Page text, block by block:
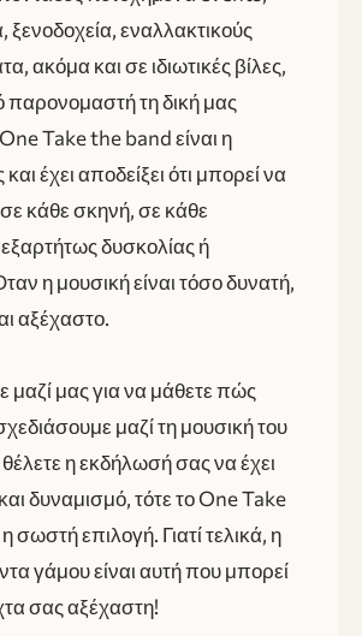
ξενοδοχεία, εναλλακτικούς
ακόμα και σε ιδιωτικές βίλες,
παρονομαστή τη δική μας
Take the band είναι η
έχει αποδείξει ότι μπορεί να
κάθε σκηνή, σε κάθε
δυσκολίας ή
η μουσική είναι τόσο δυνατή,
αξέχαστο.
μαζί μας για να μάθετε πώς
μαζί τη μουσική του
η εκδήλωσή σας να έχει
δυναμισμό, τότε το One Take
σωστή επιλογή. Γιατί τελικά, η
γάμου είναι αυτή που μπορεί
σας αξέχαστη!